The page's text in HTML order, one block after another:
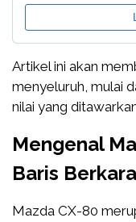
Artikel ini akan
menyeluruh, mulai
nilai yang
Mengenal
Baris
Mazda CX-80